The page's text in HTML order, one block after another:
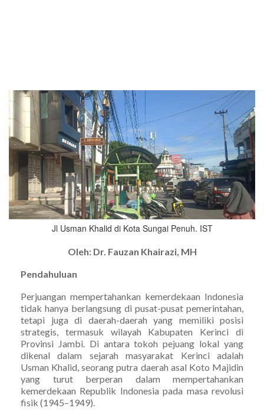
Jl Usman Khalid di Kota Sungai Penuh. IST
Oleh: Dr. Fauzan Khairazi, MH
Pendahuluan
Perjuangan mempertahankan kemerdekaan Indonesia
tidak hanya berlangsung di pusat-pusat pemerintahan,
tetapi juga di daerah-daerah yang memiliki posisi
strategis, termasuk wilayah Kabupaten Kerinci di
Provinsi Jambi. Di antara tokoh pejuang lokal yang
dikenal dalam sejarah masyarakat Kerinci adalah
Usman Khalid, seorang putra daerah asal Koto Majidin
yang turut berperan dalam mempertahankan
kemerdekaan Republik Indonesia pada masa revolusi
fisik (1945–1949).